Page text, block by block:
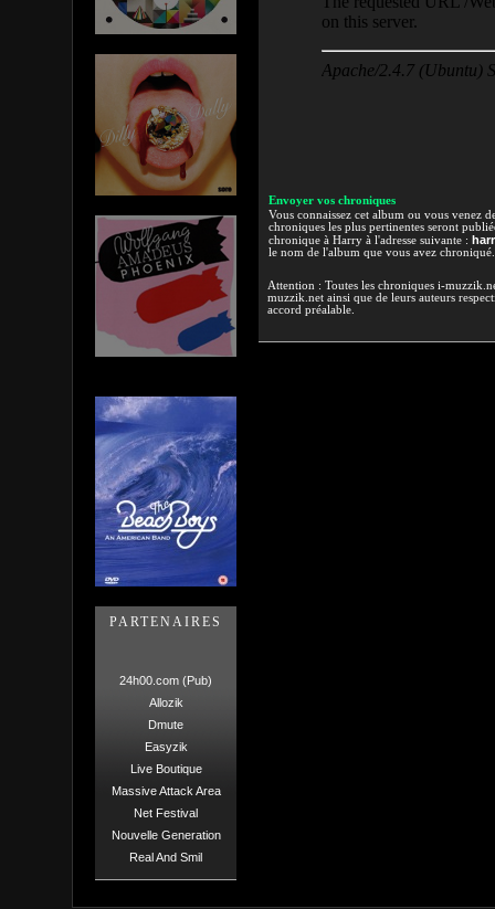
PARTENAIRES
24h00.com (Pub)
Allozik
Dmute
Easyzik
Live Boutique
Massive Attack Area
Net Festival
Nouvelle Generation
Real And Smil
Envoyer vos chroniques
Vous connaissez cet album ou vous venez
chroniques les plus pertinentes seront
chronique à Harry à l'adresse suivante :
le nom de l'album que vous avez
Attention : Toutes les chroniques i-
muzzik.net ainsi que de leurs auteurs
accord préalable.